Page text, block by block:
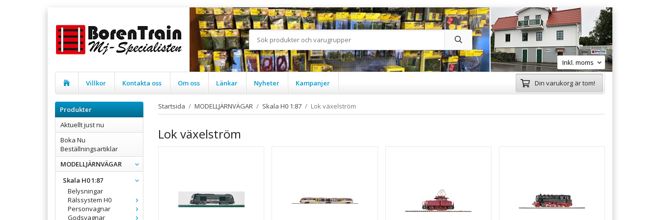
Villkor Kontakta oss Om oss Länkar Nyheter Kampanjer Din varukorg är tom!
Produkter
Aktuellt just nu
Boka Nu
Beställningsartiklar
MODELLJÄRNVÄGAR
Skala H0 1:87
Belysningar
Rälssystem H0
Personvagnar
Godsvagnar
Startsida / MODELLJÄRNVÄGAR / Skala H0 1:87 / Lok växelström
Lok växelström